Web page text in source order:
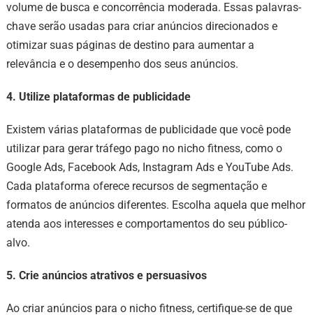
volume de busca e concorrência moderada. Essas palavras-
chave serão usadas para criar anúncios direcionados e
otimizar suas páginas de destino para aumentar a
relevância e o desempenho dos seus anúncios.
4. Utilize plataformas de publicidade
Existem várias plataformas de publicidade que você pode
utilizar para gerar tráfego pago no nicho fitness, como o
Google Ads, Facebook Ads, Instagram Ads e YouTube Ads.
Cada plataforma oferece recursos de segmentação e
formatos de anúncios diferentes. Escolha aquela que melhor
atenda aos interesses e comportamentos do seu público-
alvo.
5. Crie anúncios atrativos e persuasivos
Ao criar anúncios para o nicho fitness, certifique-se de que